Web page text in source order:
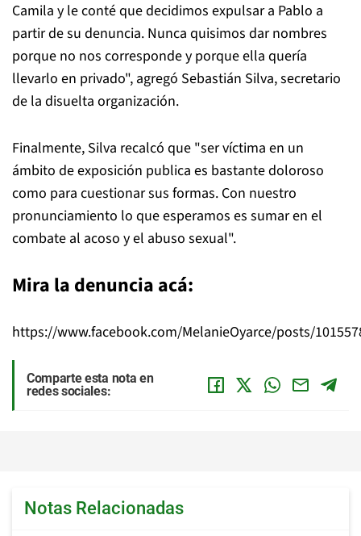
Camila y le conté que decidimos expulsar a Pablo a
partir de su denuncia. Nunca quisimos dar nombres
porque no nos corresponde y porque ella quería
llevarlo en privado", agregó Sebastián Silva, secretario
de la disuelta organización.
Finalmente, Silva recalcó que "ser víctima en un
ámbito de exposición publica es bastante doloroso
como para cuestionar sus formas. Con nuestro
pronunciamiento lo que esperamos es sumar en el
combate al acoso y el abuso sexual".
Mira la denuncia acá:
https://www.facebook.com/MelanieOyarce/posts/
Comparte esta nota en
redes sociales:
Notas Relacionadas